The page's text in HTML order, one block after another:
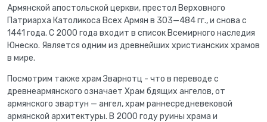
Армянской апостольской церкви, престол Верховного
Патриарха Католикоса Всех Армян в 303—484 гг., и снова с
1441 года. С 2000 года входит в список Всемирного наследия
Юнеско. Является одним из древнейших христианских храмов
в мире.
Посмотрим также храм Зварнотц - что в переводе с
древнеармянского означает Храм бдящих ангелов, от
армянского звартун — ангел, храм раннесредневековой
армянской архитектуры. В 2000 году руины храма и